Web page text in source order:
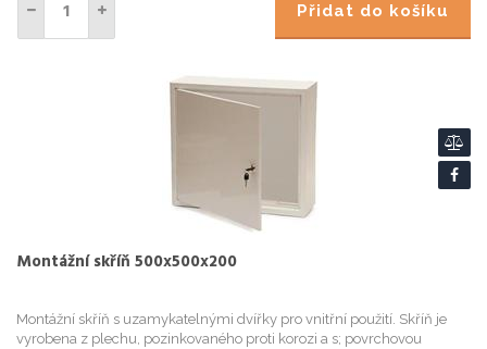
Přidat do košíku
Montážní skříň 500x500x200
Montážní skříň s uzamykatelnými dvířky pro vnitřní použití. Skříň je
vyrobena z plechu, pozinkovaného proti korozi a s; povrchovou